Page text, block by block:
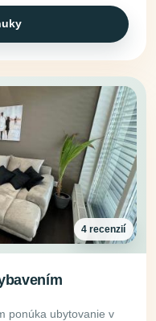
4 recenzií
ponúka ubytovanie v